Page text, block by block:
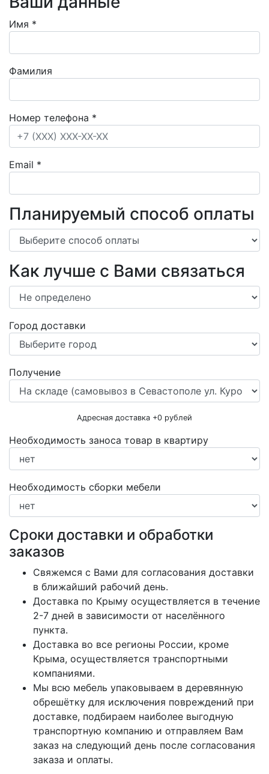
Имя *
Фамилия
Номер телефона *
Email *
Планируемый способ оплаты
Как лучше с Вами связаться
Город доставки
Получение
Адресная доставка +0 рублей
Необходимость заноса товар в квартиру
Необходимость сборки мебели
Сроки доставки и обработки
заказов
Свяжемся с Вами для согласования доставки
в ближайший рабочий день.
Доставка по Крыму осуществляется в течение
2-7 дней в зависимости от населённого
пункта.
Доставка во все регионы России, кроме
Крыма, осуществляется транспортными
компаниями.
Мы всю мебель упаковываем в деревянную
обрешётку для исключения повреждений при
доставке, подбираем наиболее выгодную
транспортную компанию и отправляем Вам
заказ на следующий день после согласования
заказа и оплаты.